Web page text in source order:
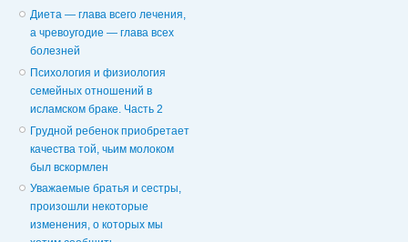
Диета — глава всего лечения,
а чревоугодие — глава всех
болезней
Психология и физиология
семейных отношений в
исламском браке. Часть 2
Грудной ребенок приобретает
качества той, чьим молоком
был вскормлен
Уважаемые братья и сестры,
произошли некоторые
изменения, о которых мы